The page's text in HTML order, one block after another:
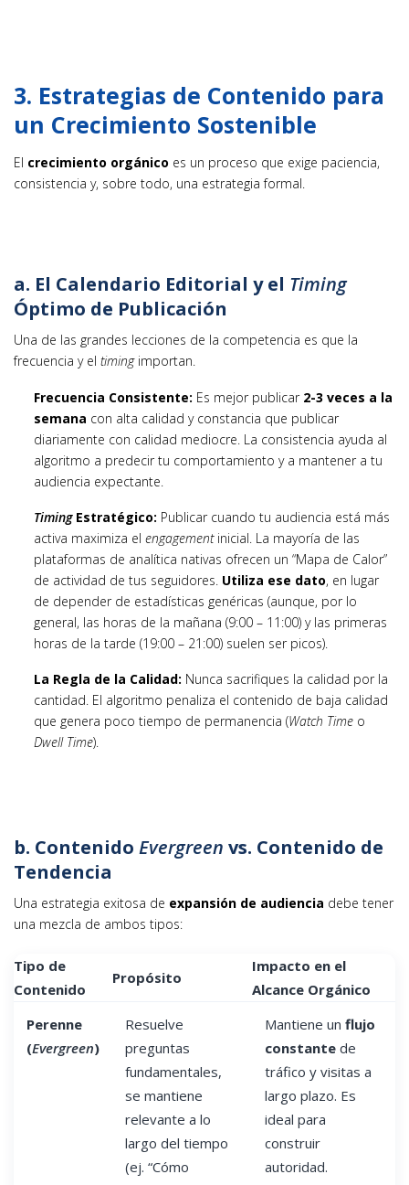
3. Estrategias de Contenido para
un Crecimiento Sostenible
El crecimiento orgánico es un proceso que exige paciencia,
consistencia y, sobre todo, una estrategia formal.
a. El Calendario Editorial y el Timing
Óptimo de Publicación
Una de las grandes lecciones de la competencia es que la
frecuencia y el timingimportan.
Frecuencia Consistente: Es mejor publicar 2-3 veces a la
semana con alta calidad y constancia que publicar
diariamente con calidad mediocre. La consistencia ayuda al
algoritmo a predecir tu comportamiento y a mantener a tu
audiencia expectante.
TimingEstratégico: Publicar cuando tu audiencia está más
activa maximiza elengagementinicial. La mayoría de las
plataformas de analítica nativas ofrecen un “Mapa de Calor”
de actividad de tus seguidores. Utiliza ese dato, en lugar
de depender de estadísticas genéricas (aunque, por lo
general, las horas de la mañana (9:00 – 11:00) y las primeras
horas de la tarde (19:00 – 21:00) suelen ser picos).
La Regla de la Calidad: Nunca sacrifiques la calidad por la
cantidad. El algoritmo penaliza el contenido de baja calidad
que genera poco tiempo de permanencia (Watch Time o
Dwell Time).
b. Contenido Evergreen vs. Contenido de
Tendencia
Una estrategia exitosa de expansión de audiencia debe tener
una mezcla de ambos tipos:
Tipo de
Contenido
Propósito
Impacto en el
Alcance Orgánico
Perenne
(Evergreen)
Resuelve
preguntas
fundamentales,
se mantiene
relevante a lo
largo del tiempo
(ej. “Cómo
Mantiene un flujo
constante de
tráfico y visitas a
largo plazo. Es
ideal para
construir
autoridad.